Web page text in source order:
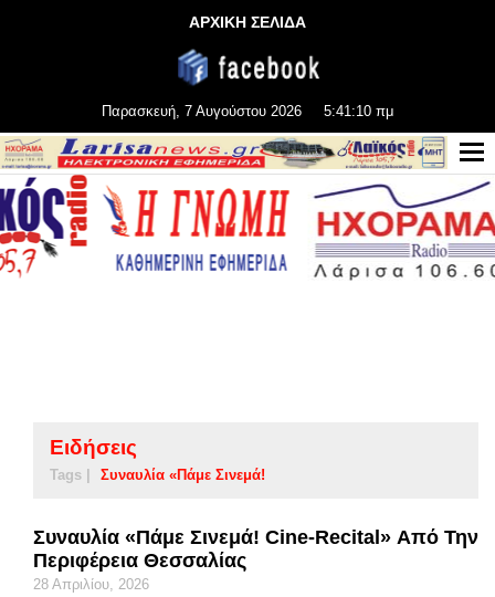
ΑΡΧΙΚΗ ΣΕΛΙΔΑ
Παρασκευή, 7 Αυγούστου 2026 5:41:10 πμ
Ειδήσεις
Tags | Συναυλία «Πάμε Σινεμά!
Συναυλία «Πάμε Σινεμά! Cine-Recital» Από Την
Περιφέρεια Θεσσαλίας
28 Απριλίου, 2026